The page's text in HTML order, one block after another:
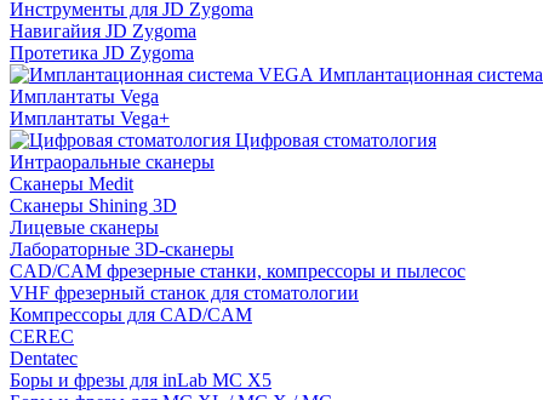
Инструменты для JD Zygoma
Навигайия JD Zygoma
Протетика JD Zygoma
Имплантационная
Имплантаты Vega
Имплантаты Vega+
Цифровая стоматология
Интраоральные сканеры
Сканеры Medit
Сканеры Shining 3D
Лицевые сканеры
Лабораторные 3D-сканеры
CAD/CAM фрезерные станки, компрессоры и пылесос
VHF фрезерный станок для стоматологии
Компрессоры для CAD/CAM
CEREC
Dentatec
Боры и фрезы для inLab MC X5